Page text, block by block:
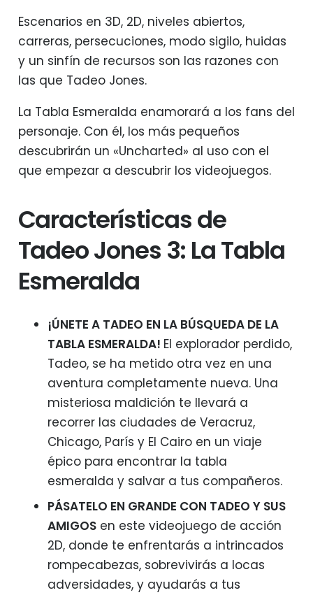
Escenarios en 3D, 2D, niveles abiertos,
carreras, persecuciones, modo sigilo, huidas
y un sinfín de recursos son las razones con
las que Tadeo Jones.
La Tabla Esmeralda enamorará a los fans del
personaje. Con él, los más pequeños
descubrirán un «Uncharted» al uso con el
que empezar a descubrir los videojuegos.
Características de
Tadeo Jones 3: La Tabla
Esmeralda
¡ÚNETE A TADEO EN LA BÚSQUEDA DE LA
TABLA ESMERALDA! El explorador perdido,
Tadeo, se ha metido otra vez en una
aventura completamente nueva. Una
misteriosa maldición te llevará a
recorrer las ciudades de Veracruz,
Chicago, París y El Cairo en un viaje
épico para encontrar la tabla
esmeralda y salvar a tus compañeros.
PÁSATELO EN GRANDE CON TADEO Y SUS
AMIGOS en este videojuego de acción
2D, donde te enfrentarás a intrincados
rompecabezas, sobrevivirás a locas
adversidades, y ayudarás a tus